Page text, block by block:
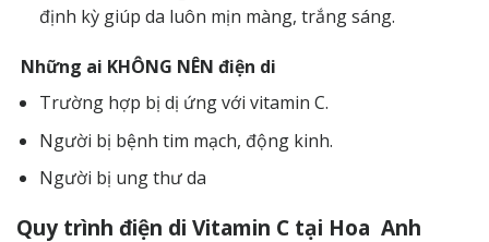
định kỳ giúp da luôn mịn màng, trắng sáng.
Những ai KHÔNG NÊN điện di
Trường hợp bị dị ứng với vitamin C.
Người bị bệnh tim mạch, động kinh.
Người bị ung thư da
Quy trình điện di Vitamin C tại Hoa Anh